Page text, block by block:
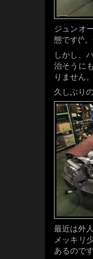
ジュンオ
態です(^。
しかし、
治そうに
りません
久しぶり
最近は外
メッキリ
あるので